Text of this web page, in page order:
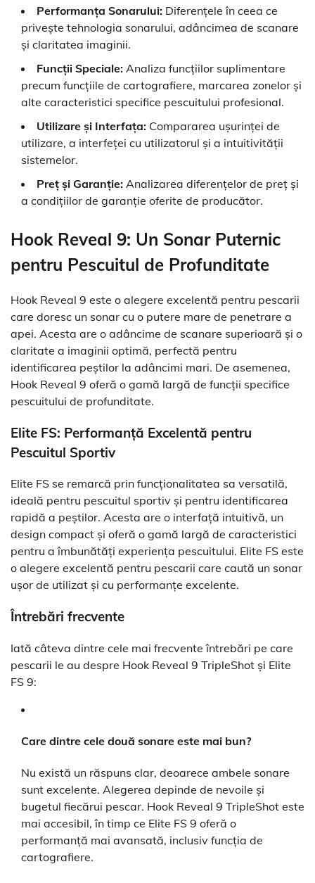
Performanța Sonarului: Diferențele în ceea ce
privește tehnologia sonarului, adâncimea de scanare
și claritatea imaginii.
Funcții Speciale: Analiza funcțiilor suplimentare
precum funcțiile de cartografiere, marcarea zonelor și
alte caracteristici specifice pescuitului profesional.
Utilizare și Interfața: Compararea ușurinței de
utilizare, a interfeței cu utilizatorul și a intuitivității
sistemelor.
Preț și Garanție: Analizarea diferențelor de preț și
a condițiilor de garanție oferite de producător.
Hook Reveal 9: Un Sonar Puternic
pentru Pescuitul de Profunditate
Hook Reveal 9 este o alegere excelentă pentru pescarii
care doresc un sonar cu o putere mare de penetrare a
apei. Acesta are o adâncime de scanare superioară și o
claritate a imaginii optimă, perfectă pentru
identificarea peștilor la adâncimi mari. De asemenea,
Hook Reveal 9 oferă o gamă largă de funcții specifice
pescuitului de profunditate.
Elite FS: Performanță Excelentă pentru
Pescuitul Sportiv
Elite FS se remarcă prin funcționalitatea sa versatilă,
ideală pentru pescuitul sportiv și pentru identificarea
rapidă a peștilor. Acesta are o interfață intuitivă, un
design compact și oferă o gamă largă de caracteristici
pentru a îmbunătăți experiența pescuitului. Elite FS este
o alegere excelentă pentru pescarii care caută un sonar
ușor de utilizat și cu performanțe excelente.
Întrebări frecvente
Iată câteva dintre cele mai frecvente întrebări pe care
pescarii le au despre Hook Reveal 9 TripleShot și Elite
FS 9:
Care dintre cele două sonare este mai bun?
Nu există un răspuns clar, deoarece ambele sonare
sunt excelente. Alegerea depinde de nevoile și
bugetul fiecărui pescar. Hook Reveal 9 TripleShot este
mai accesibil, în timp ce Elite FS 9 oferă o
performanță mai avansată, inclusiv funcția de
cartografiere.